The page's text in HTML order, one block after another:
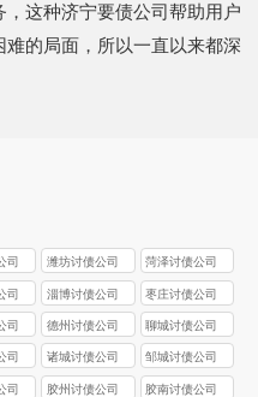
这种济宁要债公司帮助用户
的局面，所以一直以来都深
司 潍坊讨债公司 菏泽讨债公司
司 淄博讨债公司 枣庄讨债公司
司 德州讨债公司 聊城讨债公司
司 诸城讨债公司 邹城讨债公司
司 胶州讨债公司 胶南讨债公司